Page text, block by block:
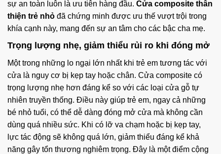
sự an toàn luôn là ưu tiên hàng đầu. Cửa composite thân
thiện trẻ nhỏ đã chứng minh được ưu thế vượt trội trong
khía cạnh này, mang đến sự an tâm cho các bậc cha mẹ.
Trọng lượng nhẹ, giảm thiểu rủi ro khi đóng mở
Một trong những lo ngại lớn nhất khi trẻ em tương tác với
cửa là nguy cơ bị kẹp tay hoặc chân. Cửa composite có
trọng lượng nhẹ hơn đáng kể so với các loại cửa gỗ tự
nhiên truyền thống. Điều này giúp trẻ em, ngay cả những
bé nhỏ tuổi, có thể dễ dàng đóng mở cửa mà không cần
dùng quá nhiều sức. Khi có lỡ va chạm hoặc bị kẹp tay,
lực tác động sẽ không quá lớn, giảm thiểu đáng kể khả
năng gây tổn thương nghiêm trọng. Đây là một điểm cộng